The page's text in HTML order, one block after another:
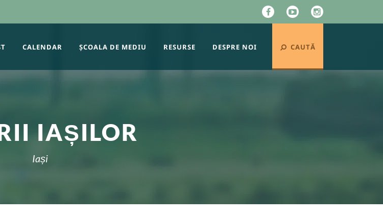
CALENDAR ȘCOALA DE MEDIU RESURSE DESPRE NOI CAUTĂ
IAȘILOR
Iași